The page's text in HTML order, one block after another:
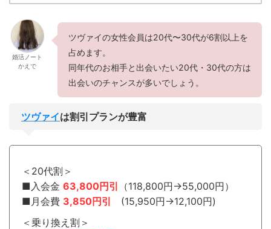
婚活ノート
かえで
ツヴァイの女性会員は20代〜30代が6割以上を
占めます。
同年代のお相手と出会いたい20代・30代の方は
出会いのチャンスが多いでしょう。
ツヴァイは割引プランが豊富
＜20代割＞
■入会金 63,800円引 （118,800円→55,000円）
■月会費 3,850円引 (15,950円→12,100円)
＜乗り換え割＞